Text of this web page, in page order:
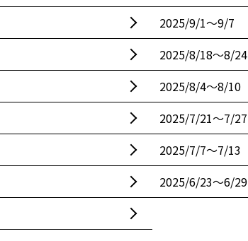
2025/9/1〜9/7
2025/8/18〜8/24
2025/8/4〜8/10
2025/7/21〜7/27
2025/7/7〜7/13
2025/6/23〜6/29